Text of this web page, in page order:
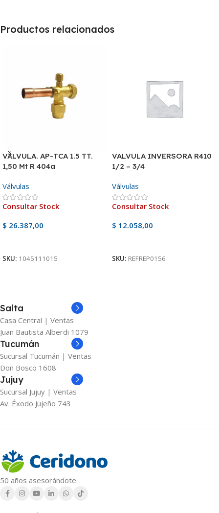
Productos relacionados
VALVULA. AP-TCA 1.5 TT.
1,50 Mt R 404a
Válvulas
Consultar Stock
$ 26.387,00
SKU: 1045111015
VALVULA INVERSORA R410
1/2 – 3/4
Válvulas
Consultar Stock
$ 12.058,00
SKU: REFREP0156
Salta
Casa Central | Ventas
Juan Bautista Alberdi 1079
Tucumán
Sucursal Tucumán | Ventas
Don Bosco 1608
Jujuy
Sucursal Jujuy | Ventas
Av. Éxodo Jujeño 743
50 años asesorándote.